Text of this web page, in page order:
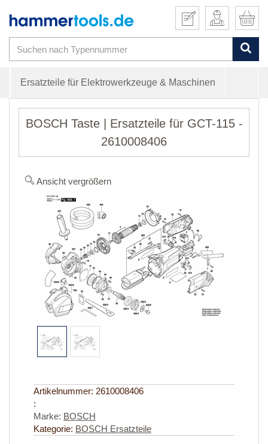
Ersatzteile für Elektrowerkzeuge & Maschinen
BOSCH Taste | Ersatzteile für GCT-115 -
2610008406
Ansicht vergrößern
Artikelnummer: 2610008406
:
Marke: BOSCH
Kategorie: BOSCH Ersatzteile